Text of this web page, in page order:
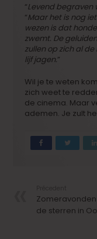
“Levend begraven
“Maar het is nog
wezen is dat
zwemt. De
zullen op zich al
lijf jagen.”
Wil je te weten
zich weet te
de cinema. Maar
ademen. Je zult
de sterren in